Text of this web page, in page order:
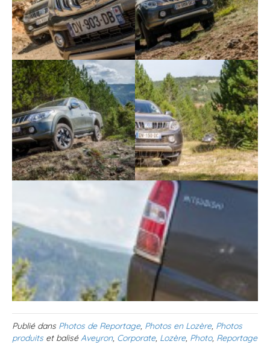
Publié dans Photos de Reportage, Photos en Lozère, Photos
produitset baliséAveyron, Corporate, Lozère, Photo, Reportage